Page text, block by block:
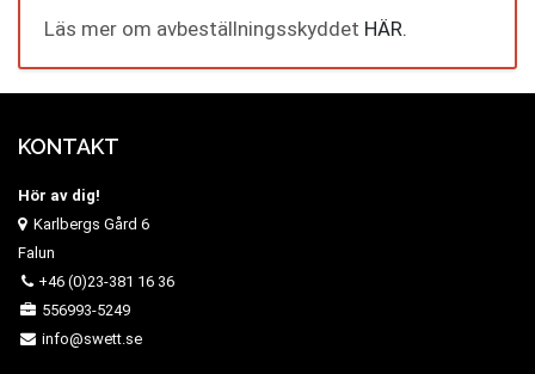
Läs mer om avbeställningsskyddet HÄR.
KONTAKT
Hör av dig!
Karlbergs Gård 6
Falun
+46 (0)23-381 16 36
556993-5249
info@swett.se